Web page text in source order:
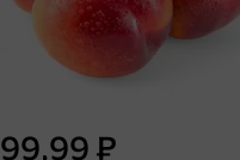
₽